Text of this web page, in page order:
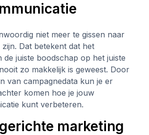
niet meer te gissen naar
Dat betekent dat het
de juiste boodschap op het juiste
zo makkelijk is geweest. Door
van campagnedata kun je er
komen hoe je jouw
kunt verbeteren.
marketing